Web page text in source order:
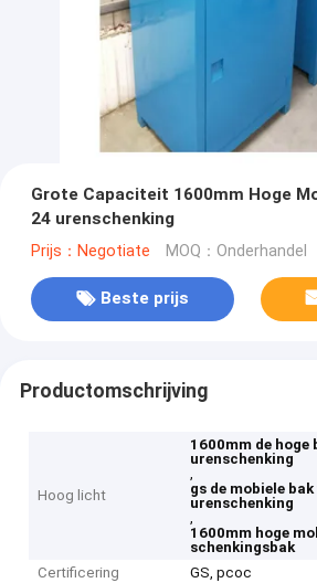
Grote Capaciteit 1600mm Hoge
24 urenschenking
Prijs：Negotiate MOQ：Onderhandel
Beste prijs
Productomschrijving
Hoog licht
1600mm de hoge
urenschenking
,
gs de mobiele bak
urenschenking
,
1600mm hoge
schenkingsbak
Certificering
GS, pcoc